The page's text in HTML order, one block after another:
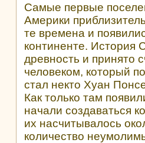
Самые первые
Америки
те времена и
континенте. История
древность и принято
человеком, который
стал некто Хуан
Как только там
начали создаваться
их насчитывалось
количество